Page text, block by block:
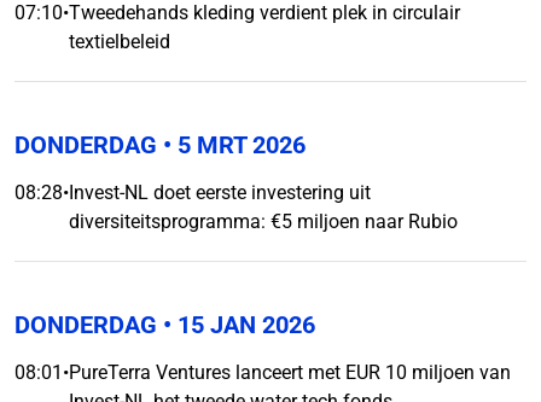
07:10•Tweedehands kleding verdient plek in circulair
textielbeleid
DONDERDAG • 5 MRT 2026
08:28•Invest-NL doet eerste investering uit
diversiteitsprogramma: €5 miljoen naar Rubio
DONDERDAG • 15 JAN 2026
08:01 •PureTerra Ventures lanceert met EUR 10 miljoen van